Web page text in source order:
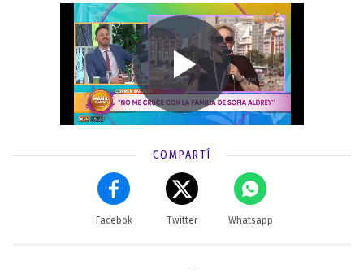
COMPARTÍ
Facebok Twitter Whatsapp